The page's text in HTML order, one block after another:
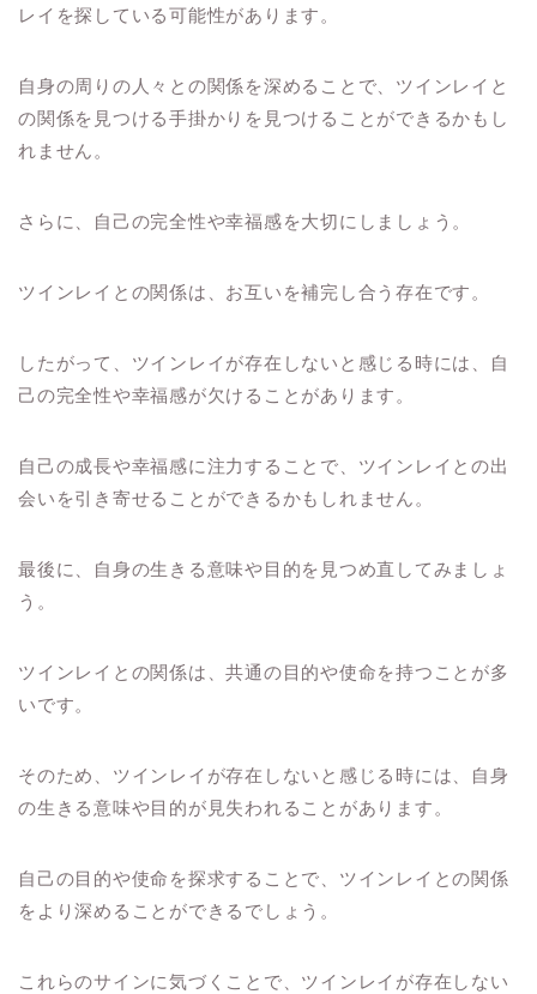
レイを探している可能性があります。
自身の周りの人々との関係を深めることで、ツインレイと
の関係を見つける手掛かりを見つけることができるかもし
れません。
さらに、自己の完全性や幸福感を大切にしましょう。
ツインレイとの関係は、お互いを補完し合う存在です。
したがって、ツインレイが存在しないと感じる時には、自
己の完全性や幸福感が欠けることがあります。
自己の成長や幸福感に注力することで、ツインレイとの出
会いを引き寄せることができるかもしれません。
最後に、自身の生きる意味や目的を見つめ直してみましょ
う。
ツインレイとの関係は、共通の目的や使命を持つことが多
いです。
そのため、ツインレイが存在しないと感じる時には、自身
の生きる意味や目的が見失われることがあります。
自己の目的や使命を探求することで、ツインレイとの関係
をより深めることができるでしょう。
これらのサインに気づくことで、ツインレイが存在しない